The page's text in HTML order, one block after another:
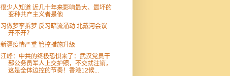
很少人知道 近几十年来影响最大、最坏的
变种共产主义者是他
习做梦李拆梦 反习暗流涌动 北戴河会议
开不开？
新疆疫情严重 管控措施升级
江峰：中共的终极恐惧来了：武汉党员干
部公务员军人上交护照，不交就注销，
这是全体边控的节奏！香港12候...